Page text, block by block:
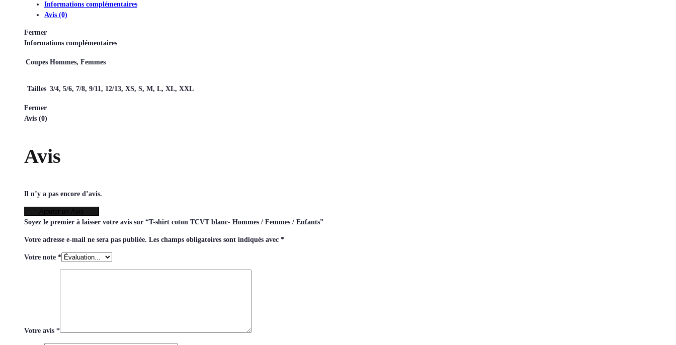
Informations complémentaires
Avis (0)
Fermer
Informations complémentaires
Coupes Hommes, Femmes
Tailles 3/4, 5/6, 7/8, 9/11, 12/13, XS, S, M, L, XL, XXL
Fermer
Avis (0)
Avis
Il n’y a pas encore d’avis.
Soyez le premier à laisser votre avis sur “T-shirt coton TCVT blanc- Hommes / Femmes / Enfants”
Votre adresse e-mail ne sera pas publiée. Les champs obligatoires sont indiqués avec *
Votre note *
Votre avis *